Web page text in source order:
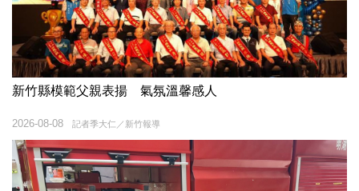
新竹縣模範父親表揚 氣氛溫馨感人
記者季大仁／新竹報導
2026-08-08